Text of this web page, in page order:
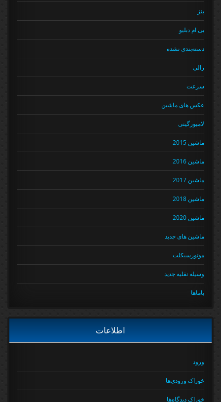
بی ام دبلیو
دسته‌بندی نشده
رالی
سرعت
عکس های ماشین
لامبورگینی
ماشین 2015
ماشین 2016
ماشین 2017
ماشین 2018
ماشین 2020
ماشین های جدید
موتورسیکلت
وسیله نقلیه جدید
یاماها
اطلاعات
ورود
خوراک ورودی‌ها
خوراک دیدگاه‌ها